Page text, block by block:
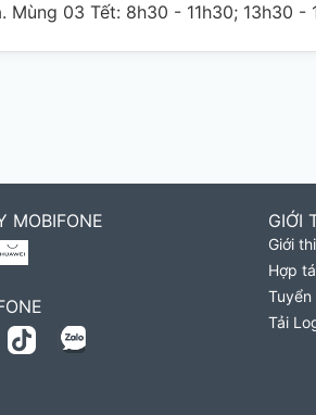
Mùng 03 Tết: 8h30 - 11h30; 13h30 -
MOBIFONE GIỚI
Giới
Hợp
Tuyển
Tải